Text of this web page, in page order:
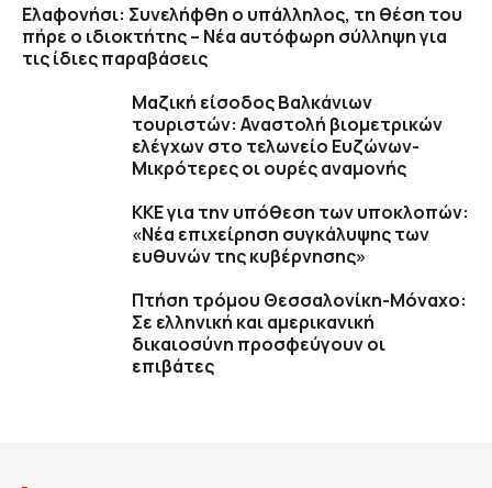
Ελαφονήσι: Συνελήφθη ο υπάλληλος, τη θέση του
πήρε ο ιδιοκτήτης – Νέα αυτόφωρη σύλληψη για
τις ίδιες παραβάσεις
Μαζική είσοδος Βαλκάνιων
τουριστών: Αναστολή βιομετρικών
ελέγχων στο τελωνείο Ευζώνων-
Μικρότερες οι ουρές αναμονής
ΚΚΕ για την υπόθεση των υποκλοπών:
«Νέα επιχείρηση συγκάλυψης των
ευθυνών της κυβέρνησης»
Πτήση τρόμου Θεσσαλονίκη-Μόναχο:
Σε ελληνική και αμερικανική
δικαιοσύνη προσφεύγουν οι
επιβάτες